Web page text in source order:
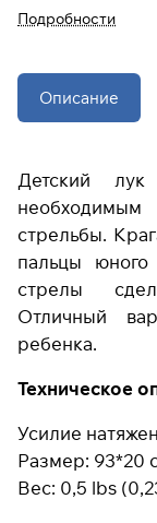
Подробности
Описание
Детский
стрельбы.
пальцы
стрелы
Отличный
ребенка.
Техническое
Усилие
Размер: 93*20
Вес: 0,5 lbs
*